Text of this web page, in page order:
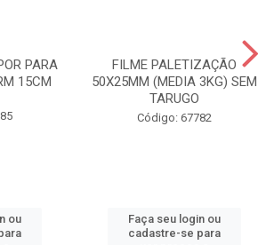
PARA
15CM
ou
FILME PALETIZAÇÃO
50X25MM (MEDIA 3KG) SEM
TARUGO
Código: 67782
Faça seu login ou
cadastre-se para